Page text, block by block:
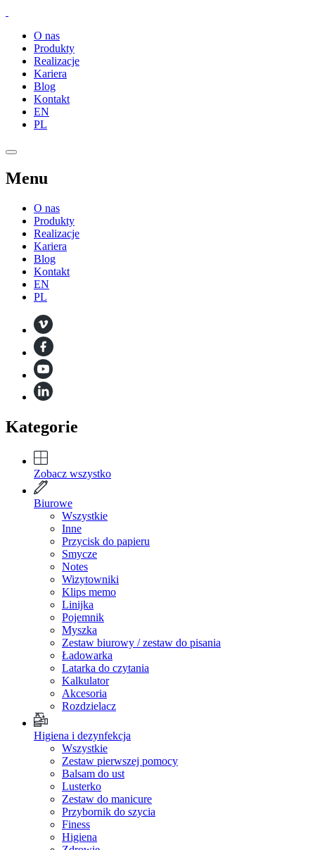
O nas
Produkty
Realizacje
Kariera
Blog
Kontakt
EN
PL
Menu
O nas
Produkty
Realizacje
Kariera
Blog
Kontakt
EN
PL
Kategorie
Zobacz wszystko
Biurowe
Wszystkie
Inne
Przycisk do papieru
Smycze
Notes
Wizytowniki
Klips memo
Linijka
Pojemnik
Myszka
Zestaw biurowy / zestaw do pisania
Ładowarka
Latarka do czytania
Kalkulator
Akcesoria
Rozdzielacz
Higiena i dezynfekcja
Wszystkie
Zestaw pierwszej pomocy
Balsam do ust
Lusterko
Zestaw do manicure
Przybornik do szycia
Finess
Higiena